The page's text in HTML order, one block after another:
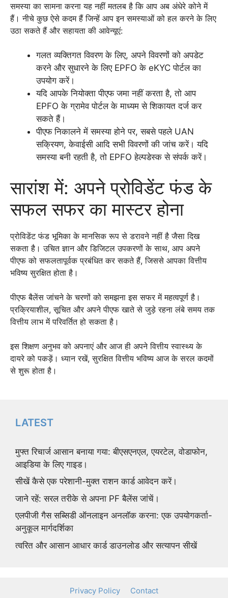
समस्या का सामना करना यह नहीं मतलब है कि आप अब अंधेरे कोने में
हैं। नीचे कुछ ऐसे कदम हैं जिन्हें आप इन समस्याओं को हल करने के लिए
उठा सकते हैं और सहायता की आवेन्यूएं:
गलत व्यक्तिगत विवरण के लिए, अपने विवरणों को अपडेट
करने और सुधारने के लिए EPFO के eKYC पोर्टल का
उपयोग करें।
यदि आपके नियोक्ता पीएफ जमा नहीं करता है, तो आप
EPFO के ग्रामेव पोर्टल के माध्यम से शिकायत दर्ज कर
सकते हैं।
पीएफ निकालने में समस्या होने पर, सबसे पहले UAN
सक्रियण, केवाईसी आदि सभी विवरणों की जांच करें। यदि
समस्या बनी रहती है, तो EPFO हेल्पडेस्क से संपर्क करें।
सारांश में: अपने प्रोविडेंट फंड के
सफल सफर का मास्टर होना
प्रोविडेंट फंड भूमिका के मानसिक रूप से डरावने नहीं है जैसा दिख
सकता है। उचित ज्ञान और डिजिटल उपकरणों के साथ, आप अपने
पीएफ को सफलतापूर्वक प्रबंधित कर सकते हैं, जिससे आपका वित्तीय
भविष्य सुरक्षित होता है।
पीएफ बैलेंस जांचने के चरणों को समझना इस सफर में महत्वपूर्ण है।
प्रक्रियाशील, सूचित और अपने पीएफ खाते से जुड़े रहना लंबे समय तक
वित्तीय लाभ में परिवर्तित हो सकता है।
इस शिक्षण अनुभव को अपनाएं और आज ही अपने वित्तीय स्वास्थ्य के
दायरे को पकड़ें। ध्यान रखें, सुरक्षित वित्तीय भविष्य आज के सरल कदमों
से शुरू होता है।
LATEST
मुफ्त रिचार्ज आसान बनाया गया: बीएसएनएल, एयरटेल, वोडाफोन,
आइडिया के लिए गाइड।
सीखें कैसे एक परेशानी-मुक्त राशन कार्ड आवेदन करें।
जाने रहें: सरल तरीके से अपना PF बैलेंस जांचें।
एलपीजी गैस सब्सिडी ऑनलाइन अनलॉक करना: एक उपयोगकर्ता-
अनुकूल मार्गदर्शिका
त्वरित और आसान आधार कार्ड डाउनलोड और सत्यापन सीखें
Privacy Policy Contact